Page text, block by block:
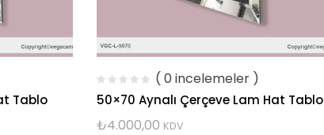
Tablo
( 0 incelemeler )
50×70 Aynalı Çerçeve Lam Hat Tablo
₺4.000,00 KDV